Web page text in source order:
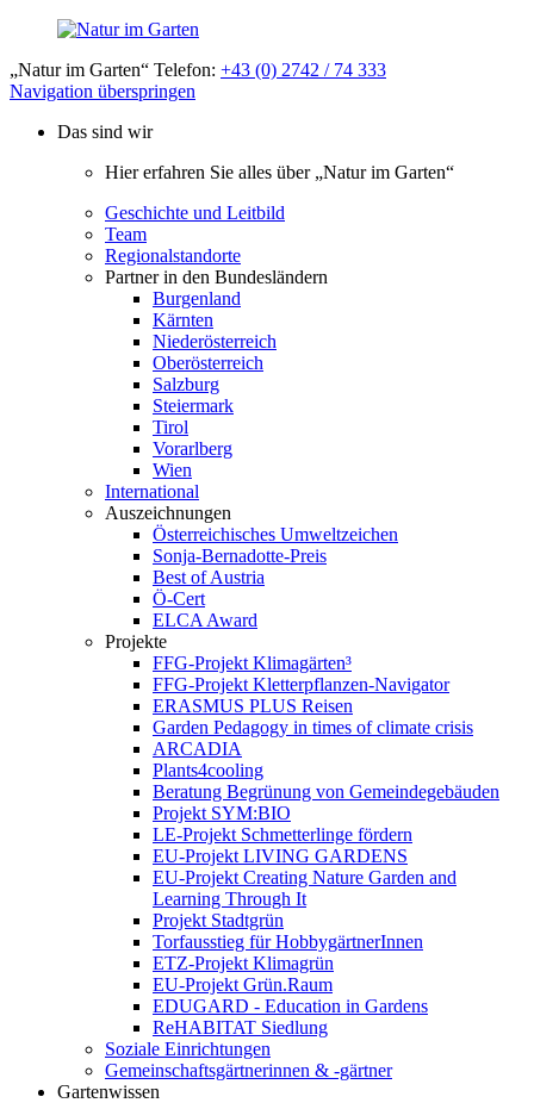
„Natur im Garten“ Telefon: +43 (0) 2742 / 74 333
Navigation überspringen
Das sind wir
Hier erfahren Sie alles über „Natur im Garten“
Geschichte und Leitbild
Team
Regionalstandorte
Partner in den Bundesländern
Burgenland
Kärnten
Niederösterreich
Oberösterreich
Salzburg
Steiermark
Tirol
Vorarlberg
Wien
International
Auszeichnungen
Österreichisches Umweltzeichen
Sonja-Bernadotte-Preis
Best of Austria
Ö-Cert
ELCA Award
Projekte
FFG-Projekt Klimagärten³
FFG-Projekt Kletterpflanzen-Navigator
ERASMUS PLUS Reisen
Garden Pedagogy in times of climate crisis
ARCADIA
Plants4cooling
Beratung Begrünung von Gemeindegebäuden
Projekt SYM:BIO
LE-Projekt Schmetterlinge fördern
EU-Projekt LIVING GARDENS
EU-Projekt Creating Nature Garden and
Learning Through It
Projekt Stadtgrün
Torfausstieg für HobbygärtnerInnen
ETZ-Projekt Klimagrün
EU-Projekt Grün.Raum
EDUGARD - Education in Gardens
ReHABITAT Siedlung
Soziale Einrichtungen
Gemeinschaftsgärtnerinnen & -gärtner
Gartenwissen